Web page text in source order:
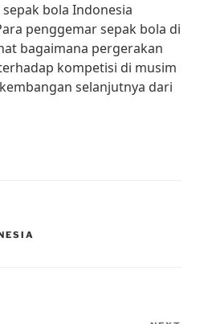
bola Indonesia
penggemar sepak bola di
bagaimana pergerakan
kompetisi di musim
selanjutnya dari